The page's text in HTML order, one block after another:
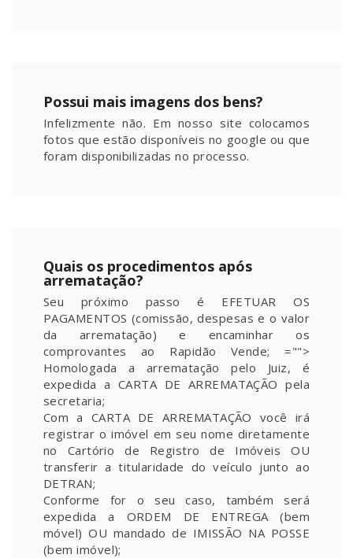
Possui mais imagens dos bens?
Infelizmente não. Em nosso site colocamos
fotos que estão disponíveis no google ou que
foram disponibilizadas no processo.
Quais os procedimentos após
arrematação?
Seu próximo passo é EFETUAR OS
PAGAMENTOS (comissão, despesas e o valor
da arrematação) e encaminhar os
comprovantes ao Rapidão Vende;="">
Homologada a arrematação pelo Juiz, é
expedida a CARTA DE ARREMATAÇÃO pela
secretaria;
Com a CARTA DE ARREMATAÇÃO você irá
registrar o imóvel em seu nome diretamente
no Cartório de Registro de Imóveis OU
transferir a titularidade do veículo junto ao
DETRAN;
Conforme for o seu caso, também será
expedida a ORDEM DE ENTREGA (bem
móvel) OU mandado de IMISSÃO NA POSSE
(bem imóvel);